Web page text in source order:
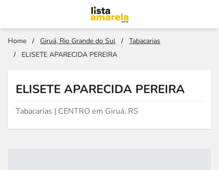
Home / Giruá, Rio Grande do Sul /
Tabacarias
/
ELISETE APARECIDA PEREIRA
ELISETE APARECIDA PEREIRA
Tabacarias | CENTRO em Giruá, RS